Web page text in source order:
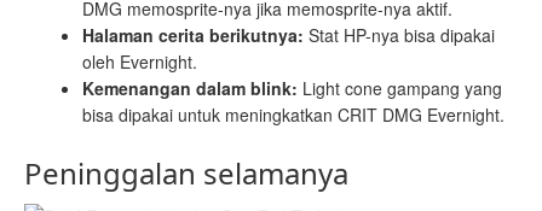
DMG memosprite-nya jika memosprite-nya aktif.
Halaman cerita berikutnya: Stat HP-nya bisa dipakai
oleh Evernight.
Kemenangan dalam blink: Light cone gampang yang
bisa dipakai untuk meningkatkan CRIT DMG Evernight.
Peninggalan selamanya